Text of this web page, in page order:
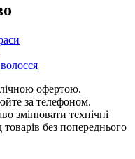
офертою.
за телефоном.
змінювати технічні
без попереднього